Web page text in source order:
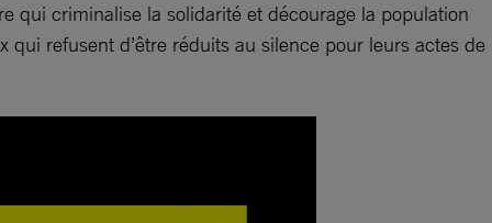
qui criminalise la solidarité et décourage la population
refusent d’être réduits au silence pour leurs actes de